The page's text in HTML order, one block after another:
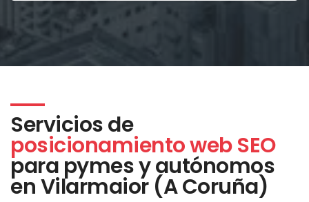
Servicios de
posicionamiento web SEO
para pymes y autónomos
en Vilarmaior (A Coruña)